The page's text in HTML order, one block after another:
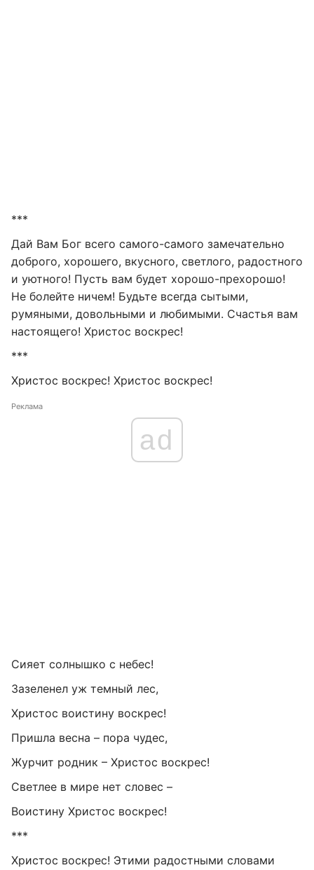
***
Дай Вам Бог всего самого-самого замечательно
доброго, хорошего, вкусного, светлого, радостного
и уютного! Пусть вам будет хорошо-прехорошо!
Не болейте ничем! Будьте всегда сытыми,
румяными, довольными и любимыми. Счастья вам
настоящего! Христос воскрес!
***
Христос воскрес! Христос воскрес!
Реклама
ad
Сияет солнышко с небес!
Зазеленел уж темный лес,
Христос воистину воскрес!
Пришла весна – пора чудес,
Журчит родник – Христос воскрес!
Светлее в мире нет словес –
Воистину Христос воскрес!
***
Христос воскрес! Этими радостными словами